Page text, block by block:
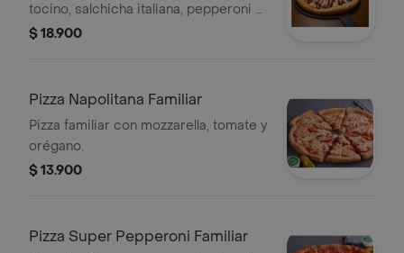
tocino, salchicha italiana, pepperoni y
un shot de salsa bbq.
$ 18.900
Pizza Napolitana Familiar
Pizza familiar con mozzarella, tomate y
orégano.
$ 13.900
Pizza Super Pepperoni Familiar